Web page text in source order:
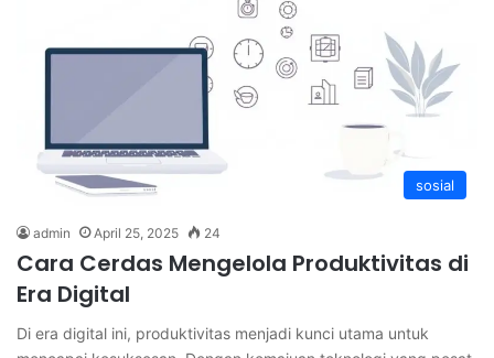
sosial
admin April 25, 2025 24
Cara Cerdas Mengelola Produktivitas di
Era Digital
Di era digital ini, produktivitas menjadi kunci utama untuk